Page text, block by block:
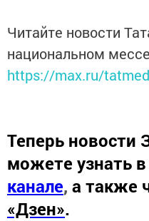
Читайте новости
национальном
https://max.ru/
Теперь новости
можете узнать
канале, а также
«Дзен».